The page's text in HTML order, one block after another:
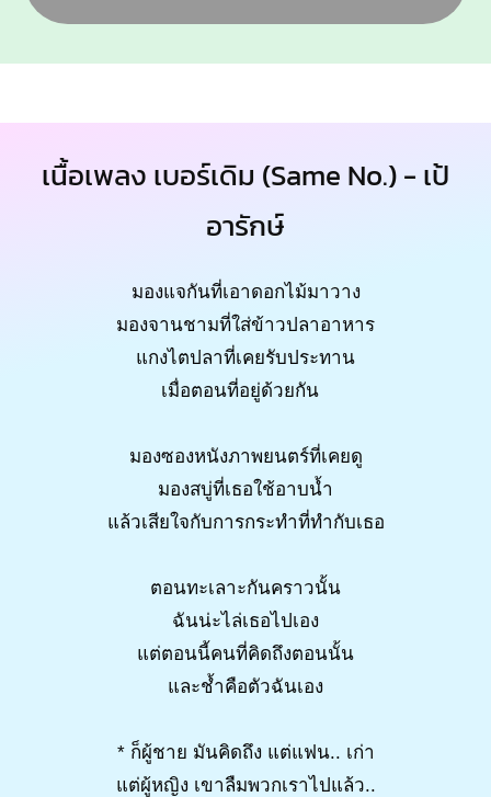
เนื้อเพลง เบอร์เดิม (Same No.) - เป้
อารักษ์
มองแจกันที่เอาดอกไม้มาวาง
มองจานชามที่ใส่ข้าวปลาอาหาร
แกงไตปลาที่เคยรับประทาน
เมื่อตอนที่อยู่ด้วยกัน
มองซองหนังภาพยนตร์ที่เคยดู
มองสบู่ที่เธอใช้อาบน้ำ
แล้วเสียใจกับการกระทำที่ทำกับเธอ
ตอนทะเลาะกันคราวนั้น
ฉันน่ะไล่เธอไปเอง
แต่ตอนนี้คนที่คิดถึงตอนนั้น
และช้ำคือตัวฉันเอง
* ก็ผู้ชาย มันคิดถึง แต่แฟน.. เก่า
แต่ผู้หญิง เขาลืมพวกเราไปแล้ว..